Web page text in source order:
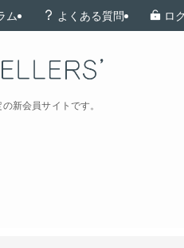
新会員サイトです。
ム よくある質問 ロ